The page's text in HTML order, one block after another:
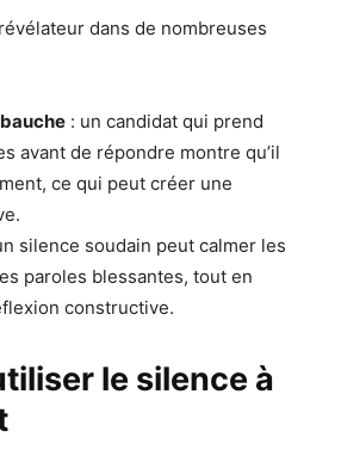
dans de nombreuses
: un candidat qui prend
avant de répondre montre qu’il
ce qui peut créer une
silence soudain peut calmer les
paroles blessantes, tout en
constructive.
le silence à